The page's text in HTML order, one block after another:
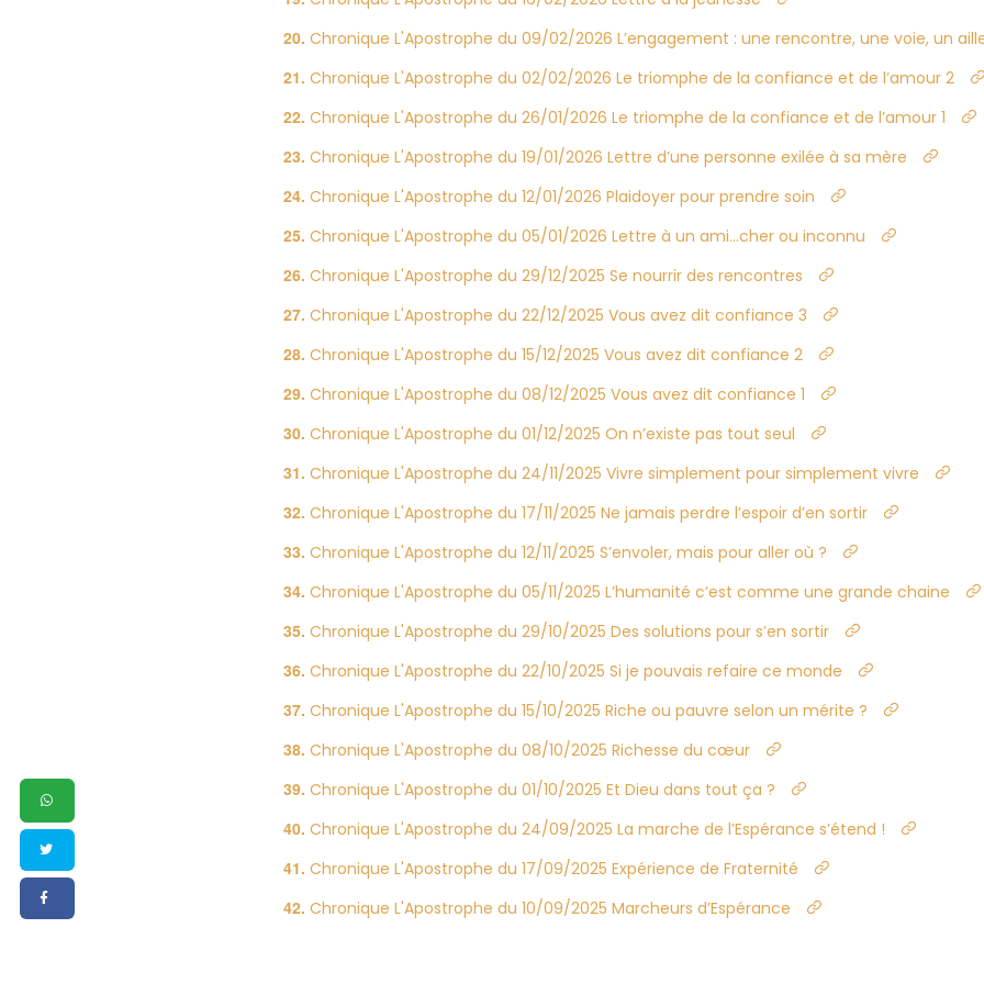
Chronique L'Apostrophe du 09/02/2026 L’engagement : une rencontre, une voie, un
Chronique L'Apostrophe du 02/02/2026 Le triomphe de la confiance et de l’amour 2
Chronique L'Apostrophe du 26/01/2026 Le triomphe de la confiance et de l’amour 1
Chronique L'Apostrophe du 19/01/2026 Lettre d’une personne exilée à sa mère
Chronique L'Apostrophe du 12/01/2026 Plaidoyer pour prendre soin
Chronique L'Apostrophe du 05/01/2026 Lettre à un ami…cher ou inconnu
Chronique L'Apostrophe du 29/12/2025 Se nourrir des rencontres
Chronique L'Apostrophe du 22/12/2025 Vous avez dit confiance 3
Chronique L'Apostrophe du 15/12/2025 Vous avez dit confiance 2
Chronique L'Apostrophe du 08/12/2025 Vous avez dit confiance 1
Chronique L'Apostrophe du 01/12/2025 On n’existe pas tout seul
Chronique L'Apostrophe du 24/11/2025 Vivre simplement pour simplement vivre
Chronique L'Apostrophe du 17/11/2025 Ne jamais perdre l’espoir d’en sortir
Chronique L'Apostrophe du 12/11/2025 S’envoler, mais pour aller où ?
Chronique L'Apostrophe du 05/11/2025 L’humanité c’est comme une grande chaine
Chronique L'Apostrophe du 29/10/2025 Des solutions pour s’en sortir
Chronique L'Apostrophe du 22/10/2025 Si je pouvais refaire ce monde
Chronique L'Apostrophe du 15/10/2025 Riche ou pauvre selon un mérite ?
Chronique L'Apostrophe du 08/10/2025 Richesse du cœur
Chronique L'Apostrophe du 01/10/2025 Et Dieu dans tout ça ?
Chronique L'Apostrophe du 24/09/2025 La marche de l’Espérance s’étend !
Chronique L'Apostrophe du 17/09/2025 Expérience de Fraternité
Chronique L'Apostrophe du 10/09/2025 Marcheurs d’Espérance